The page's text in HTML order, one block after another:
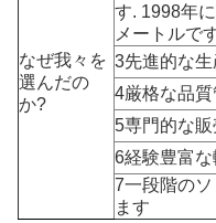
なぜ我々を
選んだの
か?
す. 1998年
メートルで
3先進的な
4厳格な品
5専門的な
6経験豊富
7一段階の
ます